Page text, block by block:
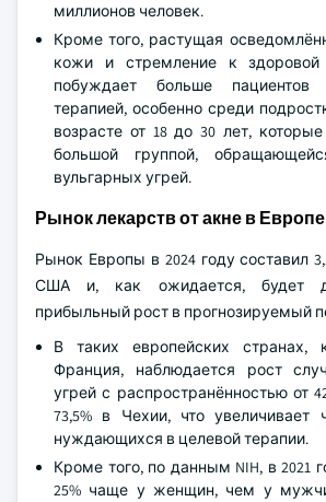
миллионов человек.
Кроме того, растущая
кожи и стремление к
побуждает больше пациентов
терапией, особенно среди
возрасте от 18 до 30 лет,
большой группой,
вульгарных угрей.
Рынок лекарств от акне в Европе
Рынок Европы в 2024 году составил
США и, как ожидается, будет
прибыльный рост в прогнозируемый
В таких европейских странах,
Франция, наблюдается рост
угрей с распространённостью от
73,5% в Чехии, что увеличивает
нуждающихся в целевой терапии.
Кроме того, по данным NIH, в 2021
25% чаще у женщин, чем у